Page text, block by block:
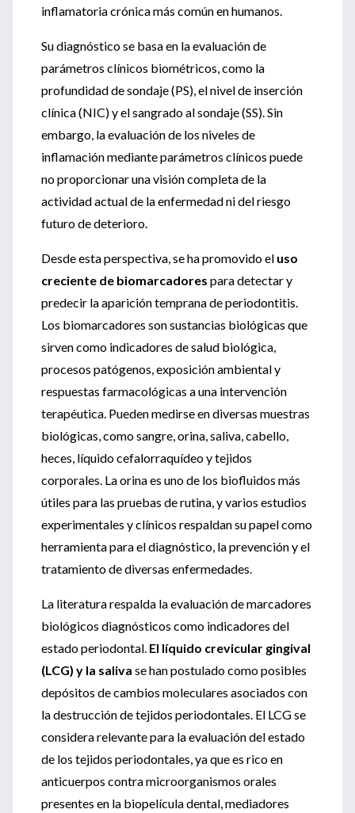
inflamatoria crónica más común en humanos.
Su diagnóstico se basa en la evaluación de
parámetros clínicos biométricos, como la
profundidad de sondaje (PS), el nivel de inserción
clínica (NIC) y el sangrado al sondaje (SS). Sin
embargo, la evaluación de los niveles de
inflamación mediante parámetros clínicos puede
no proporcionar una visión completa de la
actividad actual de la enfermedad ni del riesgo
futuro de deterioro.
Desde esta perspectiva, se ha promovido el uso
creciente de biomarcadores para detectar y
predecir la aparición temprana de periodontitis.
Los biomarcadores son sustancias biológicas que
sirven como indicadores de salud biológica,
procesos patógenos, exposición ambiental y
respuestas farmacológicas a una intervención
terapéutica. Pueden medirse en diversas muestras
biológicas, como sangre, orina, saliva, cabello,
heces, líquido cefalorraquídeo y tejidos
corporales. La orina es uno de los biofluidos más
útiles para las pruebas de rutina, y varios estudios
experimentales y clínicos respaldan su papel como
herramienta para el diagnóstico, la prevención y el
tratamiento de diversas enfermedades.
La literatura respalda la evaluación de marcadores
biológicos diagnósticos como indicadores del
estado periodontal. El líquido crevicular gingival
(LCG) y la saliva se han postulado como posibles
depósitos de cambios moleculares asociados con
la destrucción de tejidos periodontales. El LCG se
considera relevante para la evaluación del estado
de los tejidos periodontales, ya que es rico en
anticuerpos contra microorganismos orales
presentes en la biopelícula dental, mediadores